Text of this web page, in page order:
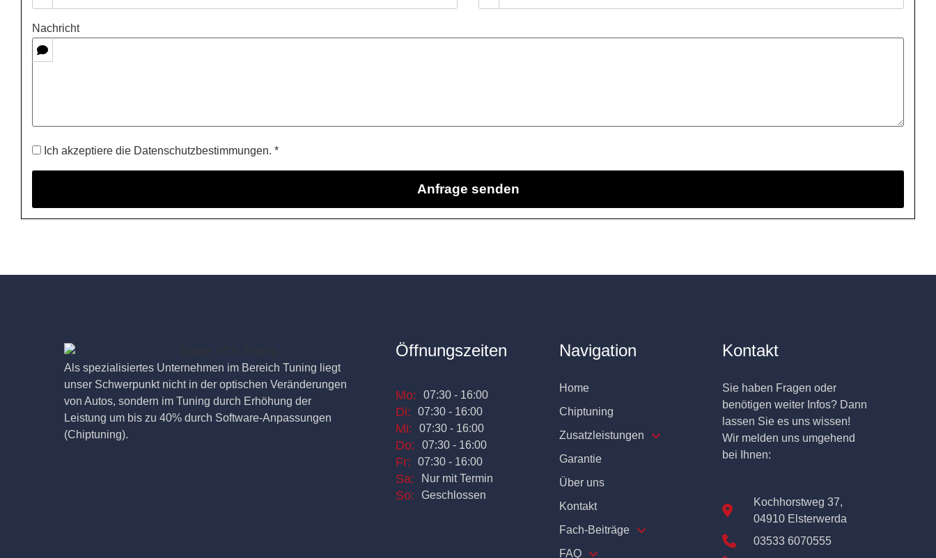
Nachricht
Ich akzeptiere die Datenschutzbestimmungen. *
Als spezialisiertes Unternehmen im Bereich Tuning liegt
unser Schwerpunkt nicht in der optischen Veränderungen
von Autos, sondern im Tuning durch Erhöhung der
Leistung um bis zu 40% durch Software-Anpassungen
(Chiptuning).
Öffnungszeiten
Mo: 07:30 - 16:00
Di: 07:30 - 16:00
Mi: 07:30 - 16:00
Do: 07:30 - 16:00
Fr: 07:30 - 16:00
Sa: Nur mit Termin
So: Geschlossen
Navigation
Home
Chiptuning
Zusatzleistungen
Garantie
Über uns
Kontakt
Fach-Beiträge
FAQ
Kontakt
Sie haben Fragen oder
benötigen weiter Infos? Dann
lassen Sie es uns wissen!
Wir melden uns umgehend
bei Ihnen:
Kochhorstweg 37,
04910 Elsterwerda
03533 6070555